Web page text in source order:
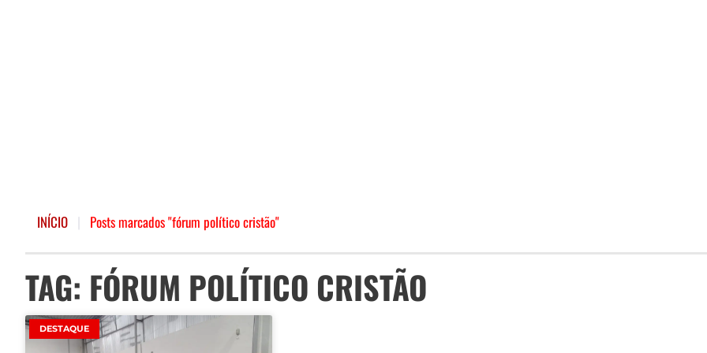
INÍCIO Posts marcados "fórum político cristão"
TAG: FÓRUM POLÍTICO CRISTÃO
DESTAQUE